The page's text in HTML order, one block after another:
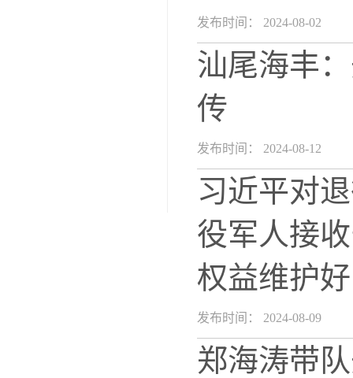
发布时间： 2024-08-02
汕尾海丰
传
发布时间： 2024-08-12
习近平对
役军人接
权益维护好
发布时间： 2024-08-09
郑海涛带